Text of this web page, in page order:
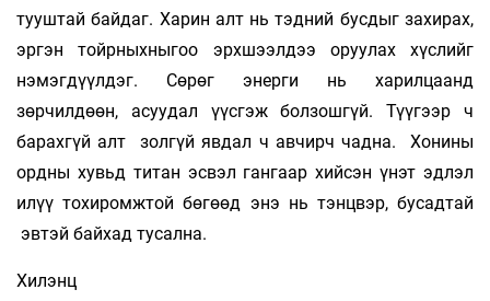
тууштай байдаг. Харин алт нь тэдний бусдыг захирах,
эргэн тойрныхныгоо эрхшээлдээ оруулах хүслийг
нэмэгдүүлдэг. Сөрөг энерги нь харилцаанд
зөрчилдөөн, асуудал үүсгэж болзошгүй. Түүгээр ч
барахгүй алт золгүй явдал ч авчирч чадна. Хонины
ордны хувьд титан эсвэл гангаар хийсэн үнэт эдлэл
илүү тохиромжтой бөгөөд энэ нь тэнцвэр, бусадтай
эвтэй байхад тусална.
Хилэнц